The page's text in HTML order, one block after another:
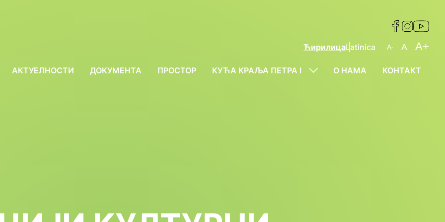
ЋирилицаLatinica A- A A+
АКТУЕЛНОСТИ ДОКУМЕНТА ПРОСТОР КУЋА КРАЉА ПЕТРА I
Show
О НАМА КОНТАКТ